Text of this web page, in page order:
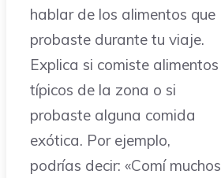
hablar de los alimentos que
probaste durante tu viaje.
Explica si comiste alimentos
típicos de la zona o si
probaste alguna comida
exótica. Por ejemplo,
podrías decir: «Comí muchos